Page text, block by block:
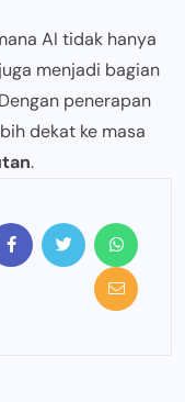
AI tidak hanya
menjadi bagian
penerapan
dekat ke masa
.